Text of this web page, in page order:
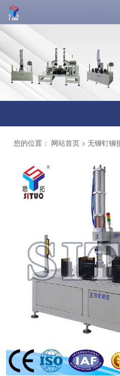
您的位置： 网站首页 > 无铆钉铆